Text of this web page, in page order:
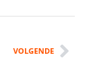
VOLGENDE